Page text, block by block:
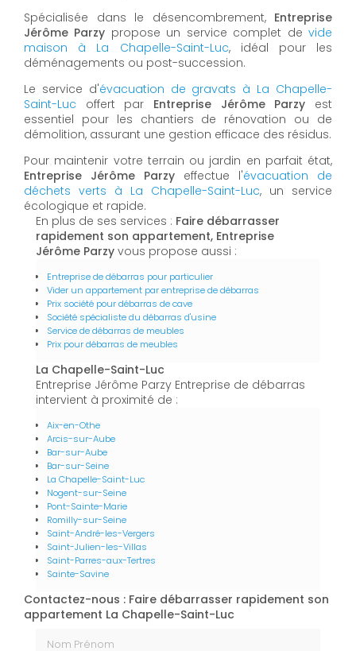
Spécialisée dans le désencombrement, Entreprise
Jérôme Parzy propose un service complet devide
maison à La Chapelle-Saint-Luc, idéal pour les
déménagements ou post-succession.
Le service d'évacuation de gravats à La Chapelle-
Saint-Luc offert par Entreprise Jérôme Parzy est
essentiel pour les chantiers de rénovation ou de
démolition, assurant une gestion efficace des résidus.
Pour maintenir votre terrain ou jardin en parfait état,
Entreprise Jérôme Parzy effectue l'évacuation de
déchets verts à La Chapelle-Saint-Luc, un service
écologique et rapide.
En plus de ses services : Faire débarrasser
rapidement son appartement, Entreprise
Jérôme Parzy vous propose aussi :
Entreprise de débarras pour particulier
Vider un appartement par entreprise de débarras
Prix société pour débarras de cave
Société spécialiste du débarras d'usine
Service de débarras de meubles
Prix pour débarras de meubles
La Chapelle-Saint-Luc
Entreprise Jérôme Parzy Entreprise de débarras
intervient à proximité de :
Aix-en-Othe
Arcis-sur-Aube
Bar-sur-Aube
Bar-sur-Seine
La Chapelle-Saint-Luc
Nogent-sur-Seine
Pont-Sainte-Marie
Romilly-sur-Seine
Saint-André-les-Vergers
Saint-Julien-les-Villas
Saint-Parres-aux-Tertres
Sainte-Savine
Contactez-nous : Faire débarrasser rapidement son
appartement La Chapelle-Saint-Luc